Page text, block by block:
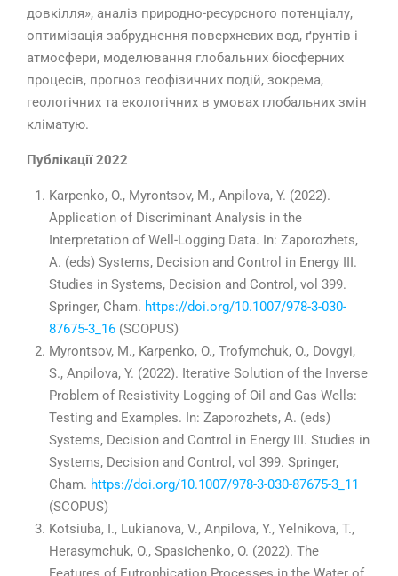
довкілля», аналіз природно-ресурсного потенціалу,
оптимізація забруднення поверхневих вод, ґрунтів і
атмосфери, моделювання глобальних біосферних
процесів, прогноз геофізичних подій, зокрема,
геологічних та екологічних в умовах глобальних змін
кліматую.
Публікації 2022
Karpenko, O., Myrontsov, M., Anpilova, Y. (2022).
Application of Discriminant Analysis in the
Interpretation of Well-Logging Data. In: Zaporozhets,
A. (eds) Systems, Decision and Control in Energy III.
Studies in Systems, Decision and Control, vol 399.
Springer, Cham. https://doi.org/10.1007/978-3-030-
87675-3_16 (SCOPUS)
Myrontsov, M., Karpenko, O., Trofymchuk, O., Dovgyi,
S., Anpilova, Y. (2022). Iterative Solution of the Inverse
Problem of Resistivity Logging of Oil and Gas Wells:
Testing and Examples. In: Zaporozhets, A. (eds)
Systems, Decision and Control in Energy III. Studies in
Systems, Decision and Control, vol 399. Springer,
Cham. https://doi.org/10.1007/978-3-030-87675-3_11
(SCOPUS)
Kotsiuba, I., Lukianova, V., Anpilova, Y., Yelnikova, T.,
Herasymchuk, O., Spasichenko, O. (2022). The